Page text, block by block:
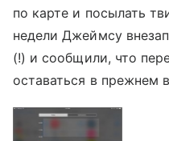
по карте и посылать
недели Джеймсу
(!) и сообщили, что
оставаться в прежнем